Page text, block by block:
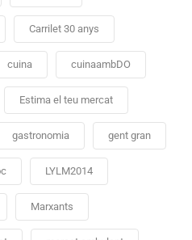
Carrilet 30 anys
cuina cuinaambDO
Estima el teu mercat
gastronomia gent gran
LYLM2014
Marxants